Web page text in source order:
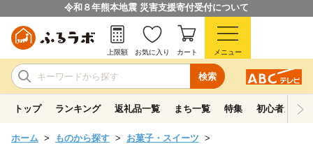
令和８年熊本地震 災害支援寄付受付について
検索
上限額 お気に入り カート メニュー
トップ ランキング 返礼品一覧 まち一覧 特集 初心者ガイド
ホーム ものから探す
お菓子・スイーツ